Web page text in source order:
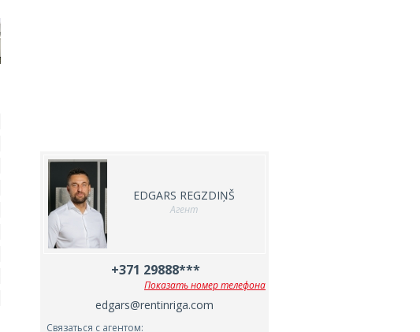
EDGARS REGZDIŅŠ
Агент
+371 29888***
Показать номер телефона
edgars@rentinriga.com
Связаться с агентом: